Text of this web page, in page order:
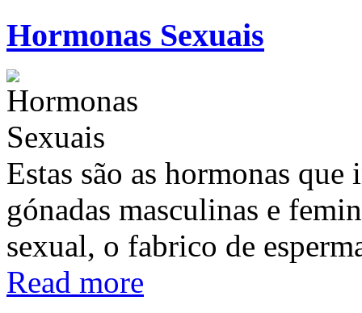
Hormonas Sexuais
Estas são as hormonas
gónadas masculinas e
sexual, o fabrico de
Read more